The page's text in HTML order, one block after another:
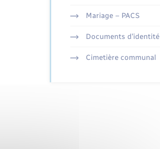
Mariage – PACS
Documents d’identité
Cimetière communal